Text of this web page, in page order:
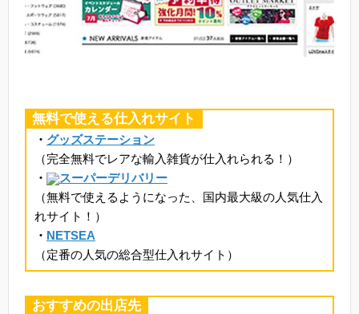
無料で使える仕入れサイト
・ グッズステーション
（完全無料でレアな輸入雑貨が仕入れられる！）
・
スーパーデリバリー
（無料で使えるようになった、国内最大級の人気仕入
れサイト！）
・ NETSEA
（定番の人気の総合型仕入れサイト）
おすすめの出店先